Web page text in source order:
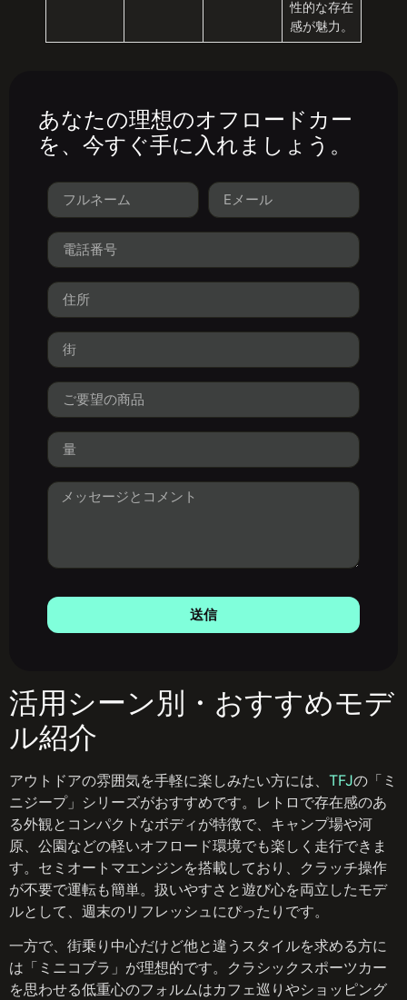
性的な存在
感が魅力。
あなたの理想のオフロードカー
を、今すぐ手に入れましょう。
送信
活用シーン別・おすすめモデ
ル紹介
アウトドアの雰囲気を手軽に楽しみたい方には、 TFJの「ミ
ニジープ」シリーズがおすすめです。レトロで存在感のあ
る外観とコンパクトなボディが特徴で、キャンプ場や河
原、公園などの軽いオフロード環境でも楽しく走行できま
す。セミオートマエンジンを搭載しており、クラッチ操作
が不要で運転も簡単。扱いやすさと遊び心を両立したモデ
ルとして、週末のリフレッシュにぴったりです。
一方で、街乗り中心だけど他と違うスタイルを求める方に
は「ミニコブラ」が理想的です。クラシックスポーツカー
を思わせる低重心のフォルムはカフェ巡りやショッピング